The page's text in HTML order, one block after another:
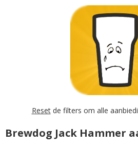
Resetde filters om alle
Brewdog Jack Hammer